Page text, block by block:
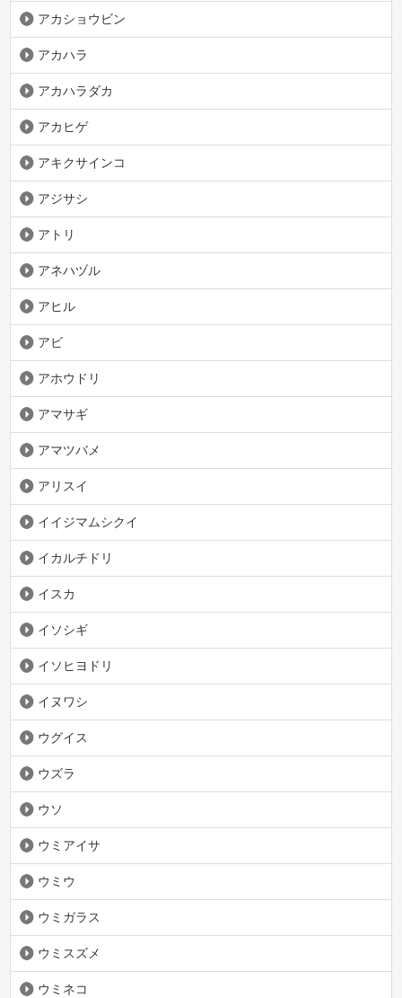
アカショウビン
アカハラ
アカハラダカ
アカヒゲ
アキクサインコ
アジサシ
アトリ
アネハヅル
アヒル
アビ
アホウドリ
アマサギ
アマツバメ
アリスイ
イイジマムシクイ
イカルチドリ
イスカ
イソシギ
イソヒヨドリ
イヌワシ
ウグイス
ウズラ
ウソ
ウミアイサ
ウミウ
ウミガラス
ウミスズメ
ウミネコ